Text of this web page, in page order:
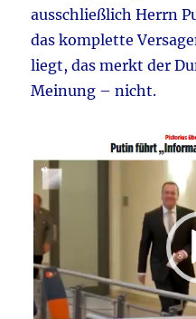
ausschließlich Herrn
das komplette
liegt, das merkt der
Meinung – nicht.
Player